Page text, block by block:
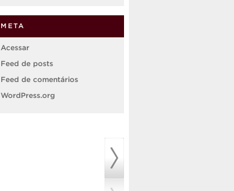
META
Acessar
Feed de posts
Feed de comentários
WordPress.org